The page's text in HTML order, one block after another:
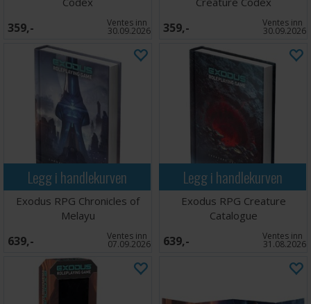
359,- Ventes inn
30.09.2026 359,- Ventes inn
30.09.2026
Legg i handlekurven
Exodus RPG Chronicles of
Melayu
639,- Ventes inn
07.09.2026
Legg i handlekurven
Exodus RPG Creature
Catalogue
639,- Ventes inn
31.08.2026